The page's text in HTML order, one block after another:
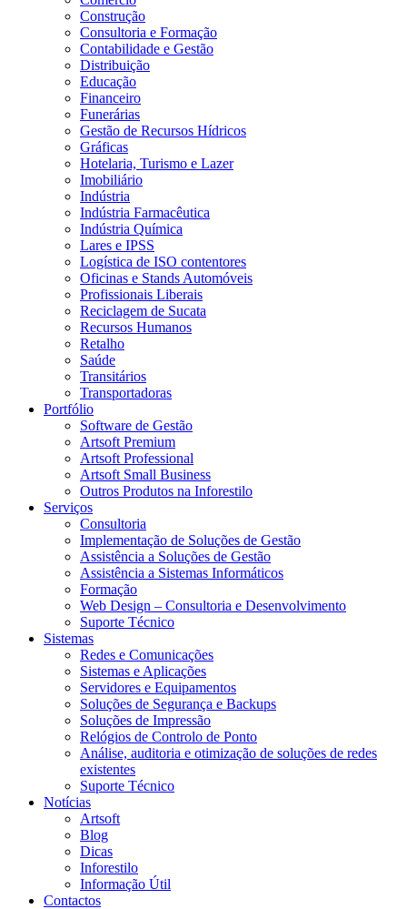
Construção
Consultoria e Formação
Contabilidade e Gestão
Distribuição
Educação
Financeiro
Funerárias
Gestão de Recursos Hídricos
Gráficas
Hotelaria, Turismo e Lazer
Imobiliário
Indústria
Indústria Farmacêutica
Indústria Química
Lares e IPSS
Logística de ISO contentores
Oficinas e Stands Automóveis
Profissionais Liberais
Reciclagem de Sucata
Recursos Humanos
Retalho
Saúde
Transitários
Transportadoras
Portfólio
Software de Gestão
Artsoft Premium
Artsoft Professional
Artsoft Small Business
Outros Produtos na Inforestilo
Serviços
Consultoria
Implementação de Soluções de Gestão
Assistência a Soluções de Gestão
Assistência a Sistemas Informáticos
Formação
Web Design – Consultoria e Desenvolvimento
Suporte Técnico
Sistemas
Redes e Comunicações
Sistemas e Aplicações
Servidores e Equipamentos
Soluções de Segurança e Backups
Soluções de Impressão
Relógios de Controlo de Ponto
Análise, auditoria e otimização de soluções de redes
existentes
Suporte Técnico
Notícias
Artsoft
Blog
Dicas
Inforestilo
Informação Útil
Contactos